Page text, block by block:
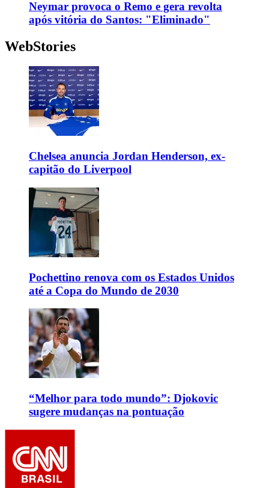
Neymar provoca o Remo e gera revolta
após vitória do Santos: "Eliminado"
WebStories
Chelsea anuncia Jordan Henderson, ex-
capitão do Liverpool
Pochettino renova com os Estados Unidos
até a Copa do Mundo de 2030
“Melhor para todo mundo”: Djokovic
sugere mudanças na pontuação